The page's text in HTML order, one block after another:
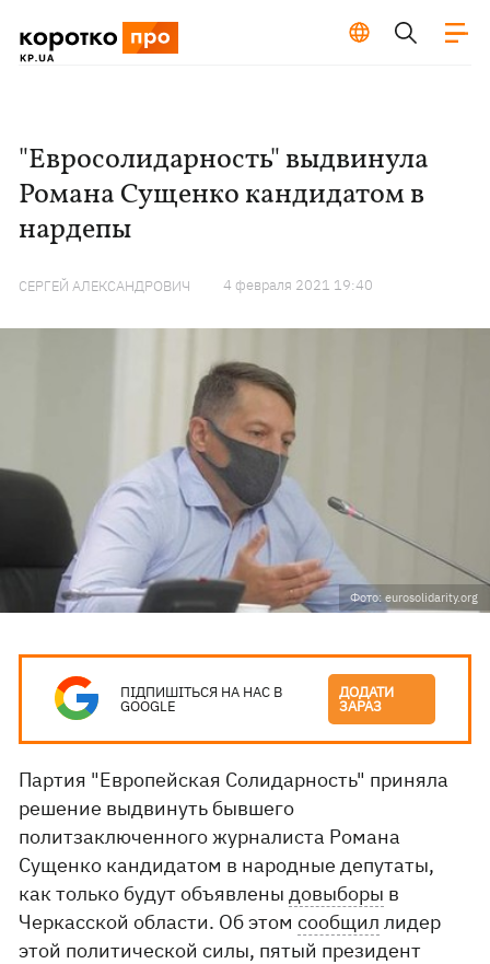
"Евросолидарность" выдвинула
Романа Сущенко кандидатом в
нардепы
СЕРГЕЙ АЛЕКСАНДРОВИЧ 4 февраля 2021 19:40
Фото: eurosolidarity.org
ПІДПИШІТЬСЯ НА НАС В
GOOGLE
ДОДАТИ
ЗАРАЗ
Партия "Европейская Солидарность" приняла
решение выдвинуть бывшего
политзаключенного журналиста Романа
Сущенко кандидатом в народные депутаты,
как только будут объявленыдовыборы в
Черкасской области. Об этомсообщил лидер
этой политической силы, пятый президент